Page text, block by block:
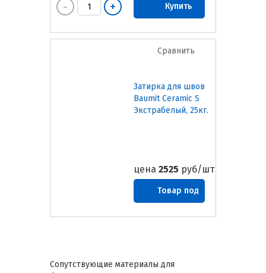
Купить
Сравнить
Затирка для швов
Baumit Ceramic S
Экстрабелый, 25кг.
цена 2525 руб/шт
Товар под
заказ
Сопутствующие материалы для